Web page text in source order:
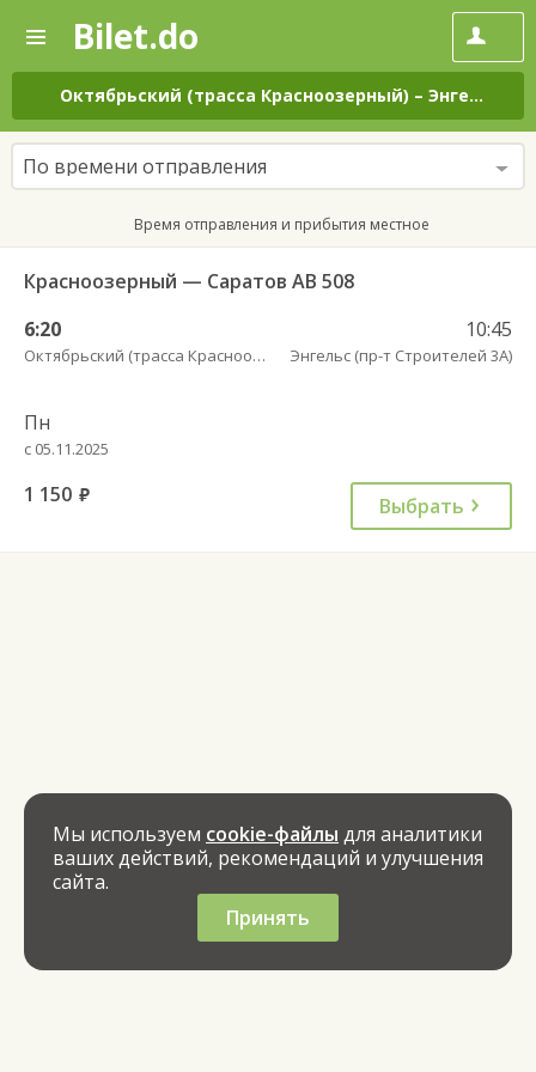
—
Поиск
и
покупка
билетов
на
автобус
онлайн
Bilet.do
Октябрьский (трасса Красноозерный) – Энгельс (пр-т Строителей 3А)
По времени отправления
Время отправления и прибытия местное
Красноозерный — Саратов АВ 508
6:20
Октябрьский (трасса Красноозерный)
10:45
Энгельс (пр-т Строителей 3А)
Пн
с 05.11.2025
1 150 руб. Выбрать
Мы используем cookie-файлы для аналитики
ваших действий, рекомендаций и улучшения
сайта.
Принять